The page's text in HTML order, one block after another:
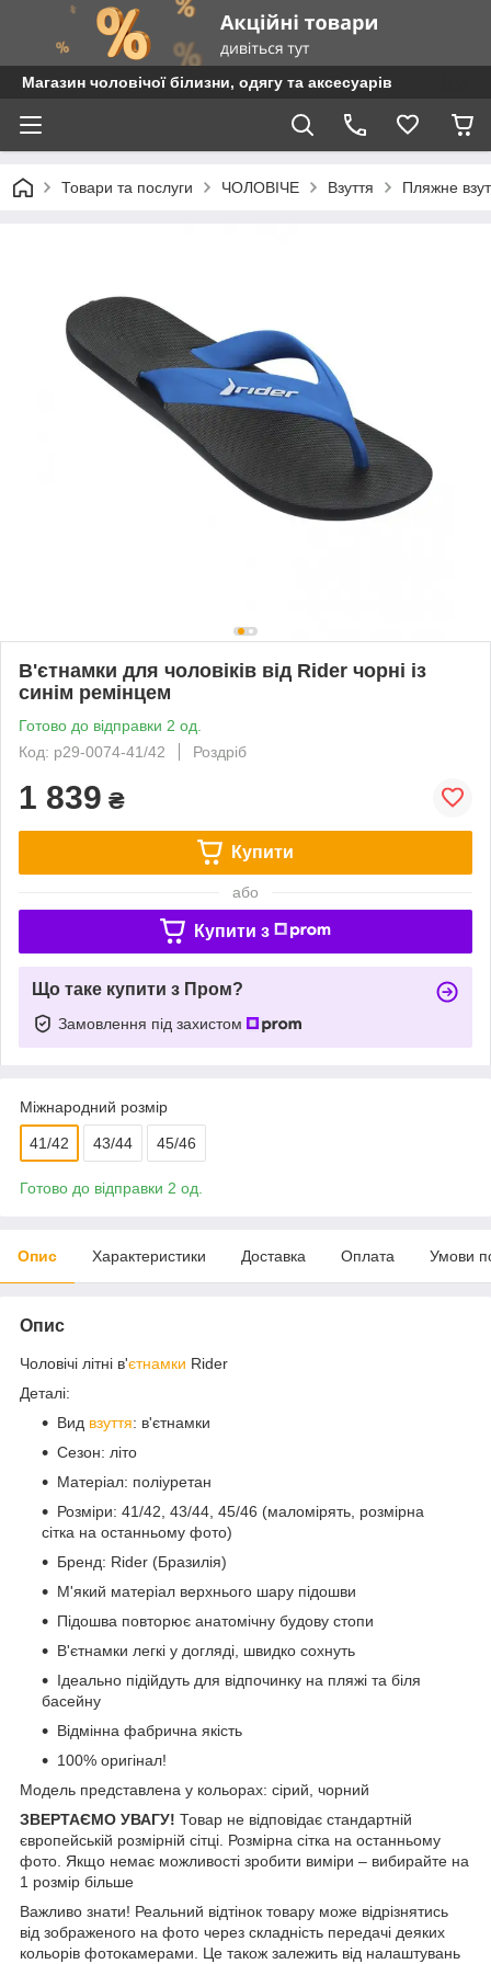
Магазин чоловічої білизни, одягу та аксесуарів
Товари та послуги ЧОЛОВІЧЕ Взуття Пляжне
В'єтнамки для чоловіків від Rider чорні із
синім ремінцем
Готово до відправки 2 од.
Код: p29-0074-41/42
Роздріб
1 839 ₴
Купити
або
Купити з
Що таке купити з Пром?
Замовлення під захистом
Міжнародний розмір
41/42 43/44 45/46
Готово до відправки 2 од.
Опис Характеристики Доставка Оплата Умови
Опис
Чоловічі літні в'єтнамки Rider
Деталі:
Вид взуття: в'єтнамки
Сезон: літо
Матеріал: поліуретан
Розміри: 41/42, 43/44, 45/46 (маломірять, розмірна
сітка на останньому фото)
Бренд: Rider (Бразилія)
М'який матеріал верхнього шару підошви
Підошва повторює анатомічну будову стопи
В'єтнамки легкі у догляді, швидко сохнуть
Ідеально підійдуть для відпочинку на пляжі та біля
басейну
Відмінна фабрична якість
100% оригінал!
Модель представлена у кольорах: сірий, чорний
ЗВЕРТАЄМО УВАГУ! Товар не відповідає стандартній
європейській розмірній сітці. Розмірна сітка на останньому
фото. Якщо немає можливості зробити виміри – вибирайте на
1 розмір більше
Важливо знати! Реальний відтінок товару може відрізнятись
від зображеного на фото через складність передачі деяких
кольорів фотокамерами. Це також залежить від налаштувань